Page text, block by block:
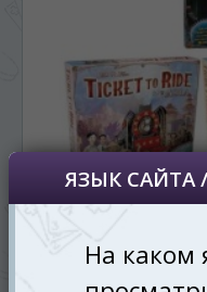
Индия и
2750